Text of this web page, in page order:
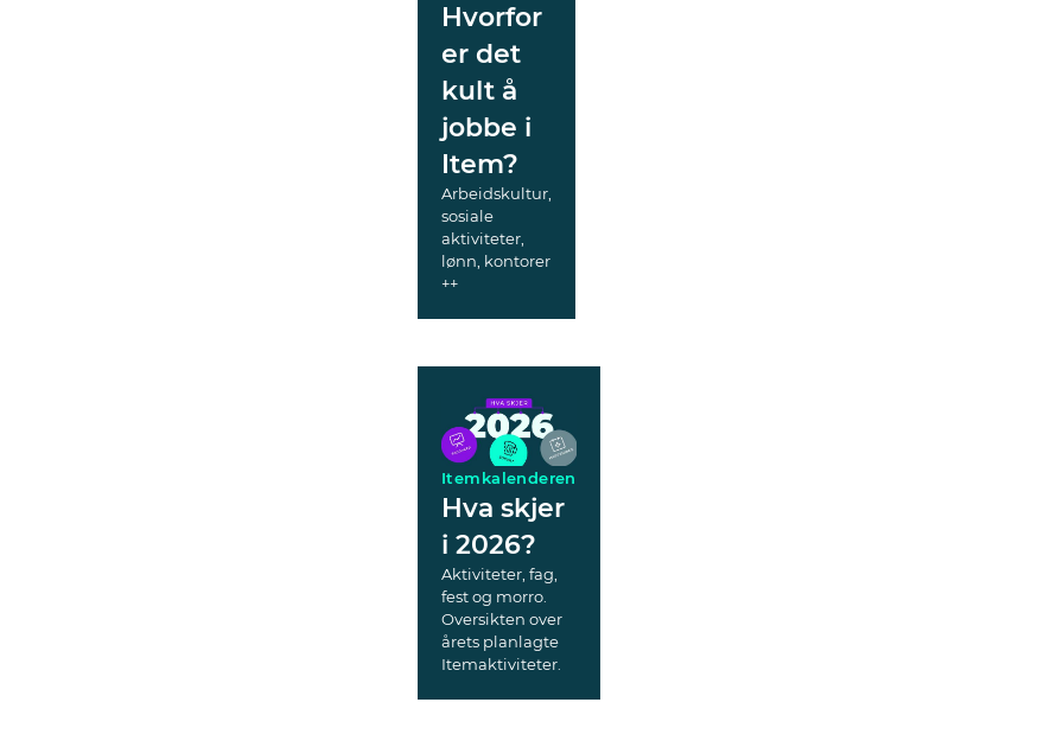
Hvorfor
er det
kult å
jobbe i
Item?
Arbeidskultur,
sosiale
aktiviteter,
lønn, kontorer
++
Itemkalenderen
Hva skjer
i 2026?
Aktiviteter, fag,
fest og morro.
Oversikten over
årets planlagte
Itemaktiviteter.